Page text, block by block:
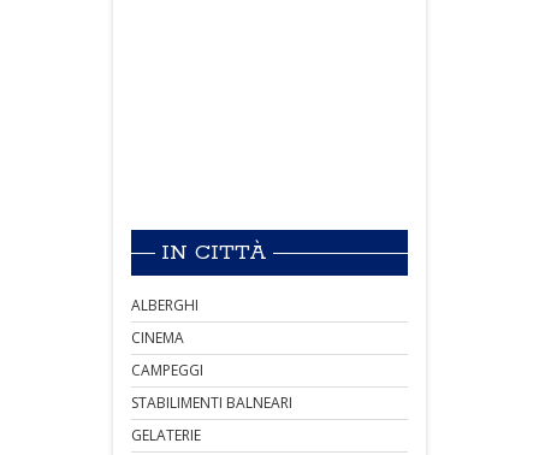
IN CITTÀ
ALBERGHI
CINEMA
CAMPEGGI
STABILIMENTI BALNEARI
GELATERIE